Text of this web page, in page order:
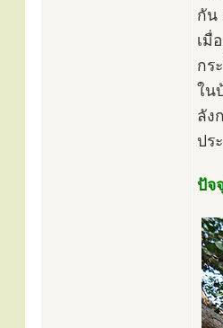
กัน
เมื่
กร
ใน
ลัง
ปร
ปัจ